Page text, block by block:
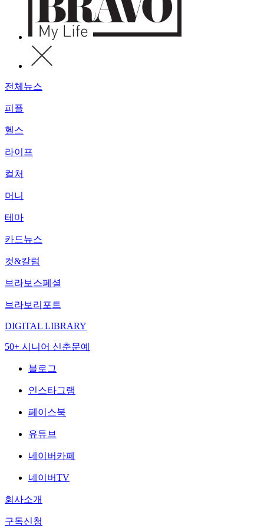
전체뉴스
피플
헬스
라이프
컬처
머니
테마
카드뉴스
컷&칼럼
브라보스페셜
브라보리포트
DIGITAL LIBRARY
50+ 시니어 신춘문예
블로그
인스타그램
페이스북
유튜브
네이버카페
네이버TV
회사소개
구독신청